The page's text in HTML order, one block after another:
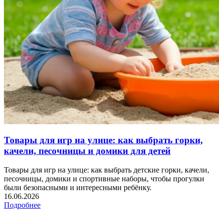
Товары для игр на улице: как выбрать горки,
качели, песочницы и домики для детей
Товары для игр на улице: как выбрать детские горки, качели,
песочницы, домики и спортивные наборы, чтобы прогулки
были безопасными и интересными ребёнку.
16.06.2026
Подробнее